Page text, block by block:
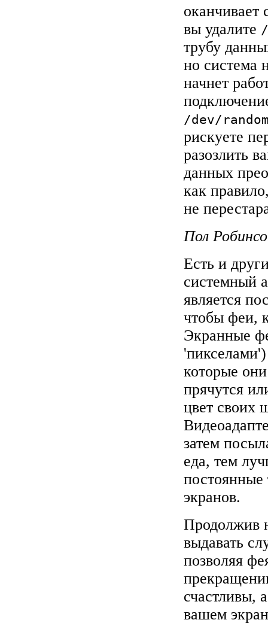
оканчивает
вы удалите
трубу
но система
начнет
/dev/
рискуете
разозлить
данных
как
не
Пол
Есть и
системный
является
чтобы феи,
Экранные
которые
прячутся
цвет своих
затем
еда, тем
постоянные
экранов.
Продолжив
выдавать
позволяя
счастливы,
вашем